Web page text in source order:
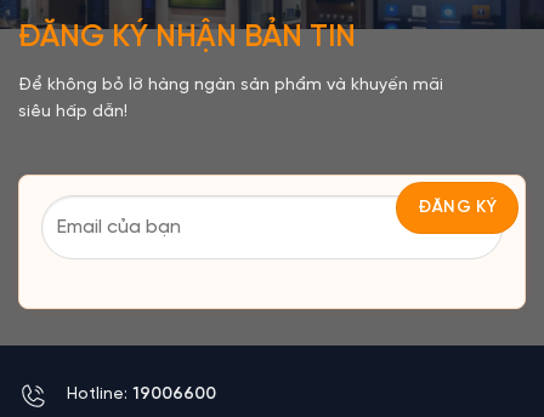
ĐĂNG KÝ NHẬN BẢN TIN
Để không bỏ lỡ hàng ngàn sản phẩm và khuyến mãi
siêu hấp dẫn!
Hotline: 19006600